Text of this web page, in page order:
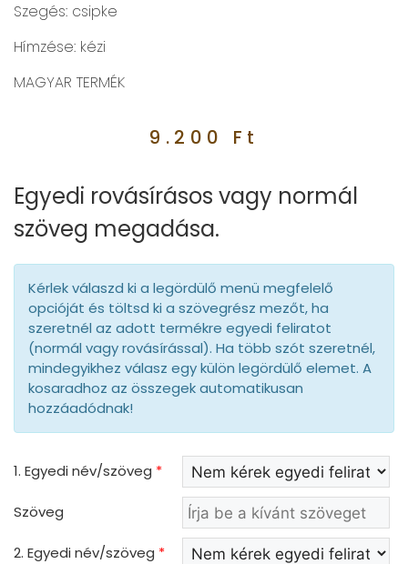
Szegés: csipke
Hímzése: kézi
MAGYAR TERMÉK
9.200 Ft
Egyedi rovásírásos vagy normál
szöveg megadása.
Kérlek válaszd ki a legördülő menü megfelelő
opcióját és töltsd ki a szövegrész mezőt, ha
szeretnél az adott termékre egyedi feliratot
(normál vagy rovásírással). Ha több szót szeretnél,
mindegyikhez válasz egy külön legördülő elemet. A
kosaradhoz az összegek automatikusan
hozzáadódnak!
1. Egyedi név/szöveg *
Szöveg
2. Egyedi név/szöveg *